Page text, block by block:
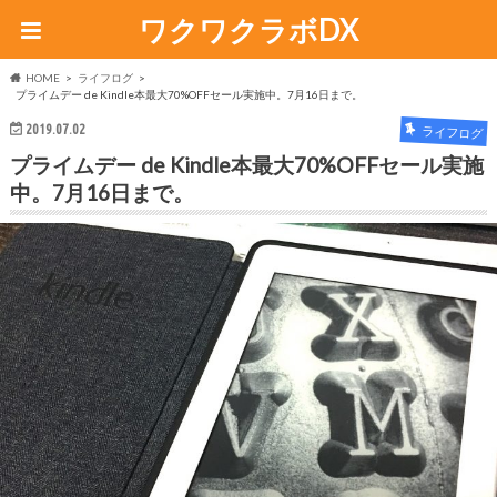
ワクワクラボDX
HOME
ライフログ
プライムデー de Kindle本最大70%OFFセール実施中。7月16日まで。
2019.07.02 ライフログ
プライムデー de Kindle本最大70%OFFセール実施
中。7月16日まで。